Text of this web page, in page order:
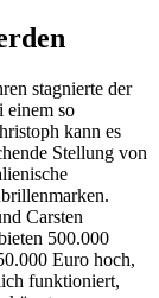
stagnierte der
einem so
kann es
Stellung von
Carsten
500.000
Euro hoch,
funktioniert,